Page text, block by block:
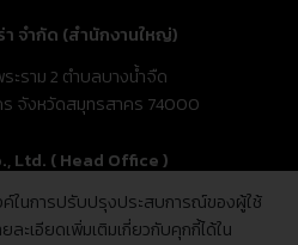
จำกัด (สำนักงานใหญ่)
ะราม 2 ตำบลบางน้ำจืด
ร จังหวัดสมุทรสาคร 74000
Ltd. ( Head Office )
2 Rd., Bang Nam Chuet,
Sakhon 74000, Thailand
ค์ในการปรับปรุงประสบการณ์ของผู้ใช้
ะเอียดเพิ่มเติมเกี่ยวกับคุกกี้ได้ใน